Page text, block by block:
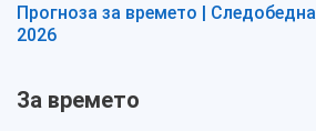
Прогноза за времето |
2026
За времето